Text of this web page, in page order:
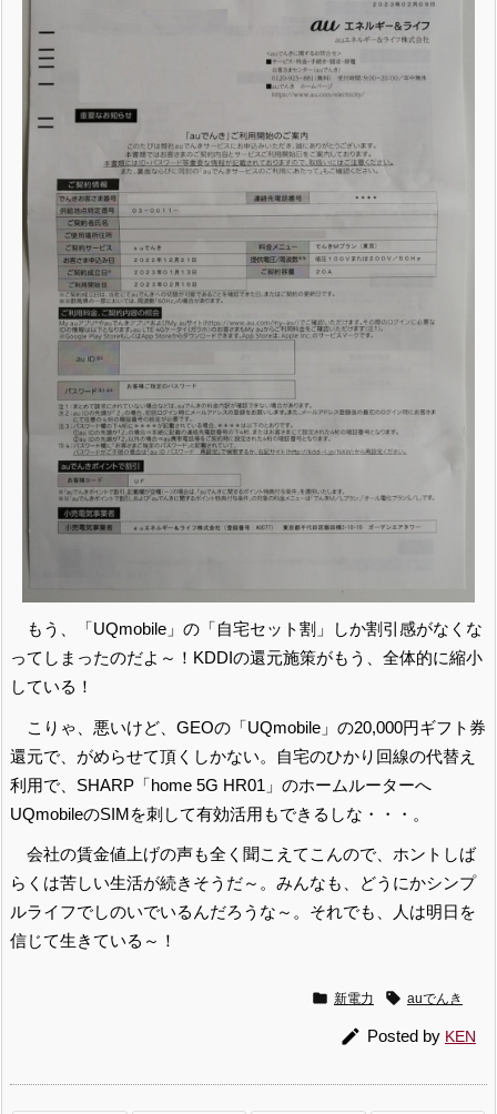
もう、「UQmobile」の「自宅セット割」しか割引感がなくな
ってしまったのだよ～！KDDIの還元施策がもう、全体的に縮小
している！
こりゃ、悪いけど、GEOの「UQmobile」の20,000円ギフト券
還元で、がめらせて頂くしかない。自宅のひかり回線の代替え
利用で、SHARP「home 5G HR01」のホームルーターへ
UQmobileのSIMを刺して有効活用もできるしな・・・。
会社の賃金値上げの声も全く聞こえてこんので、ホントしば
らくは苦しい生活が続きそうだ～。みんなも、どうにかシンプ
ルライフでしのいでいるんだろうな～。それでも、人は明日を
信じて生きている～！
 新電力  auでんき
 Posted by KEN